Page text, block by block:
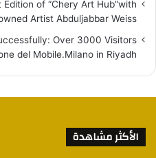
of “Chery Art Hub”with
Artist Abduljabbar Weiss
Over 3000 Visitors
del Mobile.Milano in Riyadh
الأكثر مشاهدة